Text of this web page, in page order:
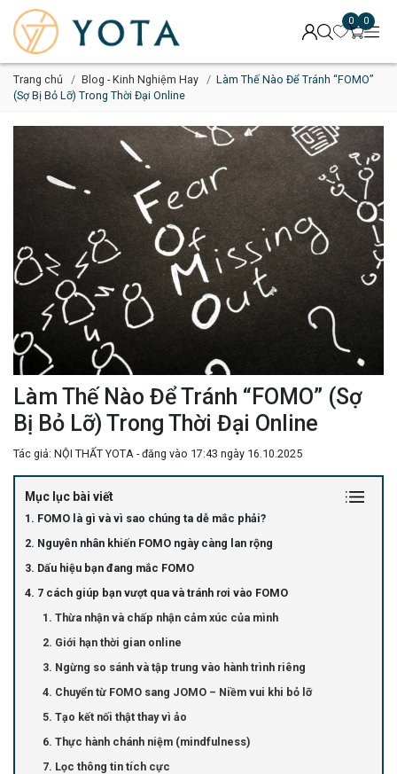
0 0
Trang chủ Blog - Kinh Nghiệm Hay
Làm Thế Nào Để Tránh “FOMO”
(Sợ Bị Bỏ Lỡ) Trong Thời Đại Online
Làm Thế Nào Để Tránh “FOMO” (Sợ
Bị Bỏ Lỡ) Trong Thời Đại Online
Tác giả: NỘI THẤT YOTA - đăng vào 17:43 ngày 16.10.2025
Mục lục bài viết
1. FOMO là gì và vì sao chúng ta dễ mắc phải?
2. Nguyên nhân khiến FOMO ngày càng lan rộng
3. Dấu hiệu bạn đang mắc FOMO
4. 7 cách giúp bạn vượt qua và tránh rơi vào FOMO
1. Thừa nhận và chấp nhận cảm xúc của mình
2. Giới hạn thời gian online
3. Ngừng so sánh và tập trung vào hành trình riêng
4. Chuyển từ FOMO sang JOMO – Niềm vui khi bỏ lỡ
5. Tạo kết nối thật thay vì ảo
6. Thực hành chánh niệm (mindfulness)
7. Lọc thông tin tích cực